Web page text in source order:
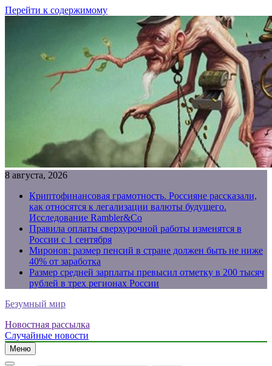
Перейти к содержимому
8 августа, 2026
Криптофинансовая грамотность. Россияне рассказали,
как относятся к легализации валюты будущего.
Исследование Rambler&Co
Правила оплаты сверхурочной работы изменятся в
России с 1 сентября
Миронов: размер пенсий в стране должен быть не ниже
40% от заработка
Размер средней зарплаты превысил отметку в 200 тысяч
рублей в трех регионах России
Безумный мир
Новостная рассылка
Случайные новости
Меню